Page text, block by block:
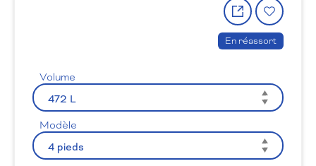
Partager
le
produit
à
la
En réassort
Volume
Modèle